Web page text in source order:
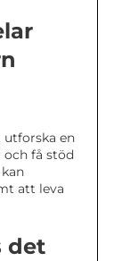
en
få stöd
att leva
det